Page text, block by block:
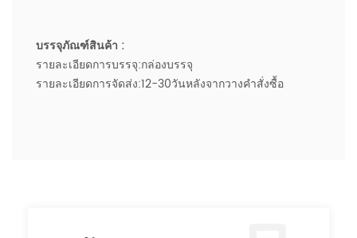
บรรจุภัณฑ์สินค้า :
รายละเอียดการบรรจุ:กล่องบรรจุ
รายละเอียดการจัดส่ง:12-30วันหลังจากวางคำสั่งซื้อ